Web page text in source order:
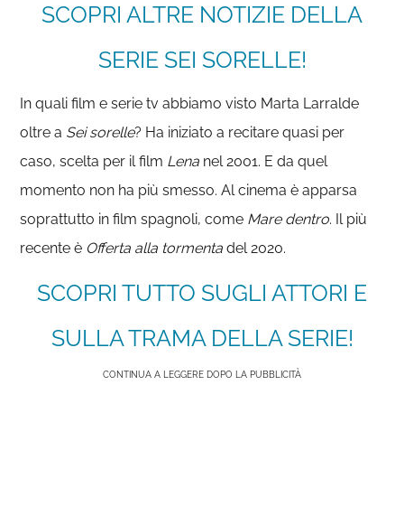
SCOPRI ALTRE NOTIZIE DELLA
SERIE SEI SORELLE!
In quali film e serie tv abbiamo visto Marta Larralde
oltre a Sei sorelle? Ha iniziato a recitare quasi per
caso, scelta per il film Lena nel 2001. E da quel
momento non ha più smesso. Al cinema è apparsa
soprattutto in film spagnoli, come Mare dentro. Il più
recente è Offerta alla tormenta del 2020.
SCOPRI TUTTO SUGLI ATTORI E
SULLA TRAMA DELLA SERIE!
CONTINUA A LEGGERE DOPO LA PUBBLICITÀ